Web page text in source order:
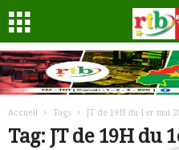
Accueil Tags JT de 19H du 1er mai
Tag: JT de 19H du